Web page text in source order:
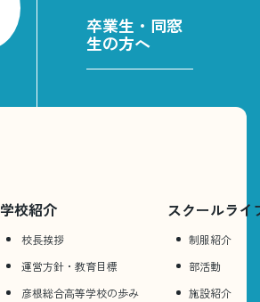
卒業生・同窓
生の方へ
学校紹介
校長挨拶
運営方針・教育目標
彦根総合⾼等学校の歩み
スクールライ
制服紹介
部活動
施設紹介